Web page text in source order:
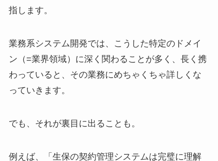
指します。
業務系システム開発では、こうした特定のドメイ
ン（=業界領域）に深く関わることが多く、長く携
わっていると、その業務にめちゃくちゃ詳しくな
っていきます。
でも、それが裏目に出ることも。
例えば、「生保の契約管理システムは完璧に理解